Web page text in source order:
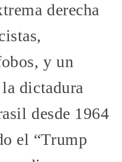
derecha
y un
dictadura
desde 1964
el “Trump